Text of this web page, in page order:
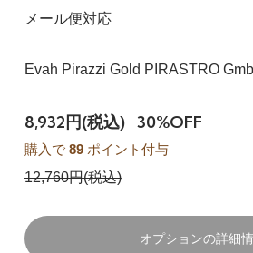
メール便対応
Evah Pirazzi Gold PIRASTRO
8,932円(税込) 30%OFF
購入で 89ポイント付与
12,760円(税込)
オプションの詳細